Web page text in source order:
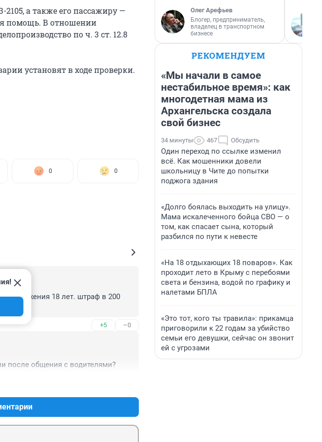
а также его пассажиру —
помощь. В отношении
по ч. 3 ст. 12.8
установят в ходе проверки.
0 0
достижения 18 лет. штраф в 200
+5 –0
после общения с водителями?
Олег Арефьев
Блогер, предприниматель,
владелец в транспортном
бизнесе
РЕКОМЕНДУЕМ
«Мы начали в самое
нестабильное время»: как
многодетная мама из
Архангельска создала
свой бизнес
34 минуты 467 Обсудить
Один переход по ссылке изменил
всё. Как мошенники довели
школьницу в Чите до попытки
поджога здания
«Долго боялась выходить на улицу».
Мама искалеченного бойца СВО — о
том, как спасает сына, который
разбился по пути к невесте
«На 18 отдыхающих 18 поваров». Как
проходит лето в Крыму с перебоями
света и бензина, водой по графику и
налетами БПЛА
«Это тот, кого ты травила»: прикамца
приговорили к 22 годам за убийство
семьи его девушки, сейчас он звонит
ей с угрозами